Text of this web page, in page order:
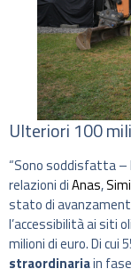
Ulteriori 100
“Sono soddisfatta –
relazioni diAnas,
stato di
l’accessibilità ai siti
milioni di euro. Di cui
straordinariain